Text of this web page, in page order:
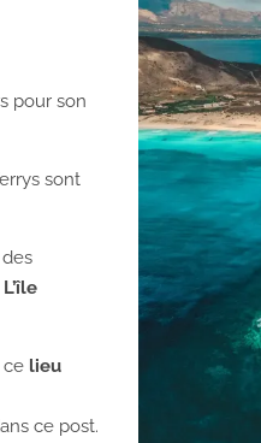
pour son
sont
L’île
ce lieu
ce post.